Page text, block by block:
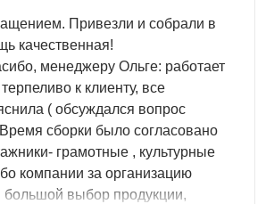
Привезли и собрали в
качественная!
менеджеру Ольге: работает
к клиенту, все
( обсуждался вопрос
сборки было согласовано
грамотные , культурные
компании за организацию
большой выбор продукции,